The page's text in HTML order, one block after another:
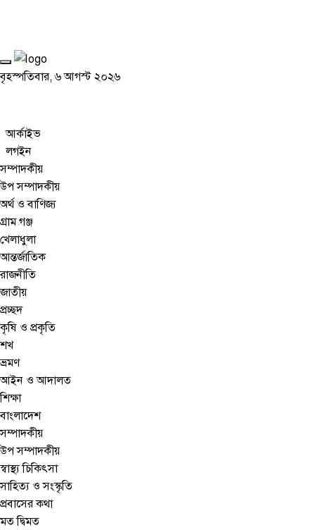
বৃহস্পতিবার, ৬ আগস্ট ২০২৬
আর্কাইভ
লগইন
সম্পাদকীয়
উপ সম্পাদকীয়
অর্থ ও বাণিজ্য
গ্রাম গঞ্জ
খেলাধুলা
আন্তর্জাতিক
রাজনীতি
জাতীয়
প্রচ্ছদ
কৃষি ও প্রকৃতি
শখ
ভ্রমণ
আইন ও আদালত
শিক্ষা
বাংলাদেশ
সম্পাদকীয়
উপ সম্পাদকীয়
স্বাস্থ্য চিকিৎসা
সাহিত্য ও সংস্কৃতি
প্রবাসের কথা
মত দ্বিমত